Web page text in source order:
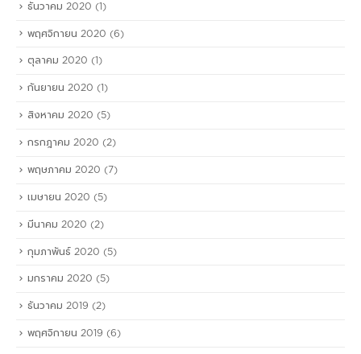
ธันวาคม 2020 (1)
พฤศจิกายน 2020 (6)
ตุลาคม 2020 (1)
กันยายน 2020 (1)
สิงหาคม 2020 (5)
กรกฎาคม 2020 (2)
พฤษภาคม 2020 (7)
เมษายน 2020 (5)
มีนาคม 2020 (2)
กุมภาพันธ์ 2020 (5)
มกราคม 2020 (5)
ธันวาคม 2019 (2)
พฤศจิกายน 2019 (6)